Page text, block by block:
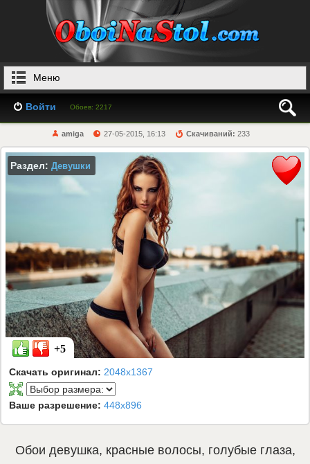
Меню
Войти Обоев: 2217
amiga 27-05-2015, 16:13 Скачиваний: 233
Раздел: Девушки
+5
Скачать оригинал: 2048x1367
Ваше разрешение: 448x896
Обои девушка, красные волосы, голубые глаза,